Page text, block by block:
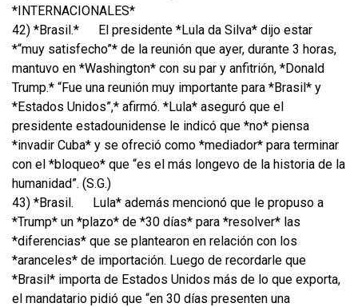
*INTERNACIONALES*
42) *Brasil.*
El presidente *Lula da Silva* dijo estar
*“muy satisfecho”* de la reunión que ayer, durante 3 horas,
mantuvo en *Washington* con su par y anfitrión, *Donald
Trump.* “Fue una reunión muy importante para *Brasil* y
*Estados Unidos”,* afirmó. *Lula* aseguró que el
presidente estadounidense le indicó que *no* piensa
*invadir Cuba* y se ofreció como *mediador* para terminar
con el *bloqueo* que “es el más longevo de la historia de la
humanidad”. (S.G.)
43) *Brasil.
Lula* además mencionó que le propuso a
*Trump* un *plazo* de *30 días* para *resolver* las
*diferencias* que se plantearon en relación con los
*aranceles* de importación. Luego de recordarle que
*Brasil* importa de Estados Unidos más de lo que exporta,
el mandatario pidió que “en 30 días presenten una